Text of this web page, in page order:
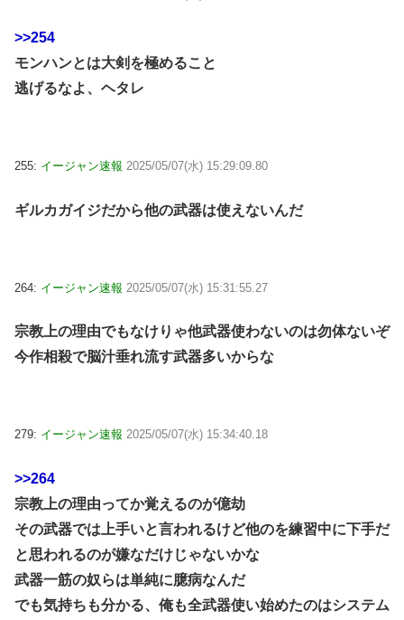
>>254
モンハンとは大剣を極めること
逃げるなよ、ヘタレ
255: イージャン速報 2025/05/07(水) 15:29:09.80
ギルカガイジだから他の武器は使えないんだ
264: イージャン速報 2025/05/07(水) 15:31:55.27
宗教上の理由でもなけりゃ他武器使わないのは勿体ないぞ
今作相殺で脳汁垂れ流す武器多いからな
279: イージャン速報 2025/05/07(水) 15:34:40.18
>>264
宗教上の理由ってか覚えるのが億劫
その武器では上手いと言われるけど他のを練習中に下手だ
と思われるのが嫌なだけじゃないかな
武器一筋の奴らは単純に臆病なんだ
でも気持ちも分かる、俺も全武器使い始めたのはシステム